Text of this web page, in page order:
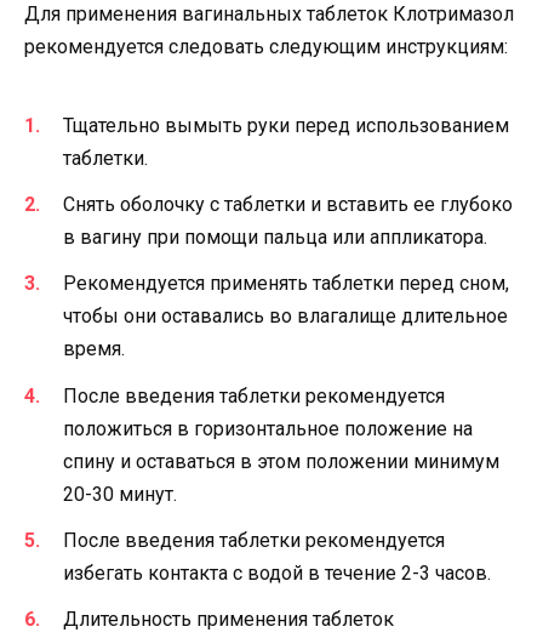
Для применения вагинальных таблеток Клотримазол
рекомендуется следовать следующим инструкциям:
Тщательно вымыть руки перед использованием
таблетки.
Снять оболочку с таблетки и вставить ее глубоко
в вагину при помощи пальца или аппликатора.
Рекомендуется применять таблетки перед сном,
чтобы они оставались во влагалище длительное
время.
После введения таблетки рекомендуется
положиться в горизонтальное положение на
спину и оставаться в этом положении минимум
20-30 минут.
После введения таблетки рекомендуется
избегать контакта с водой в течение 2-3 часов.
Длительность применения таблеток